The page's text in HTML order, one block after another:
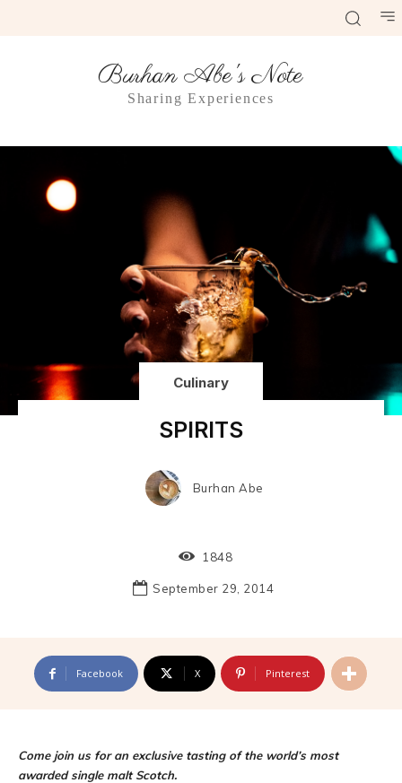
Burhan Abe's Note
Sharing Experiences
Culinary
SPIRITS
Burhan Abe
1848
September 29, 2014
Facebook X Pinterest
Come join us for an exclusive tasting of the world’s most
awarded single malt Scotch.